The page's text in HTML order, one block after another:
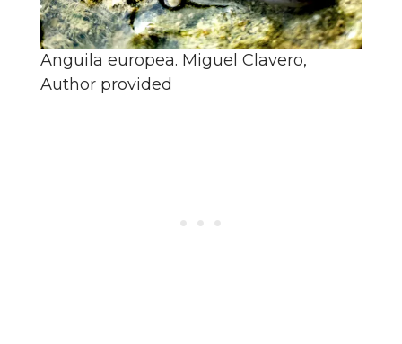
Anguila europea. Miguel Clavero,
Author provided